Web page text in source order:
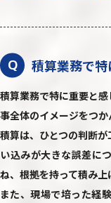
Q 積算業務で
積算業務で特に重要と
事全体のイメージをつか
積算は、ひとつの判断
い込みが大きな誤差に
ね、根拠を持って積み上
また、現場で培った経